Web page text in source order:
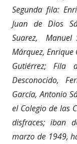
Segunda fila:
Juan de Dios
Suarez, Manuel
Márquez, Enrique
Gutiérrez; Fila
Desconocido,
García, Antonio
el Colegio de las
disfraces; iban
marzo de 1949,